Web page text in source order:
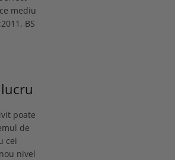
mediu
BS
poate
de
cei
nivel